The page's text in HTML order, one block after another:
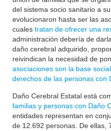
del sistema socio sanitario a
evolucionaron hasta ser las
cuales tratan de ofrecer una
administración debería de
daño cerebral adquirido,
reivindican la necesidad de
asociaciones son la base
derechos de las personas con
Daño Cerebral Estatal está
familias y personas con Daño
entidades representan en
de 12.692 personas. De ellas,